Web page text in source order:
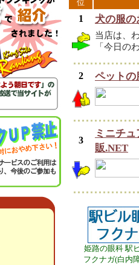
位
1 犬の服
当店は、
「今日の
2 ペットの
3
ミニチ
販.NET
姫路の眼科 駅
フクナガ(白内